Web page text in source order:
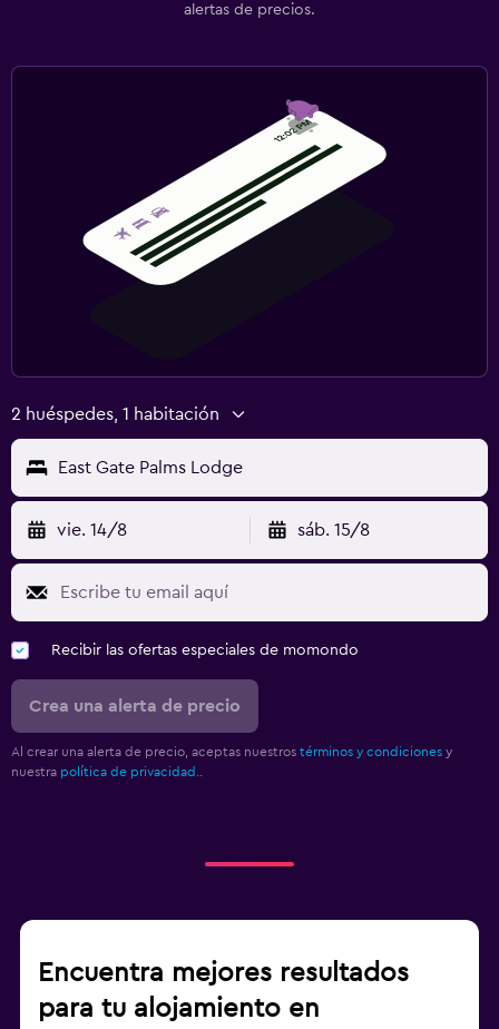
alertas de precios.
2 huéspedes, 1 habitación
East Gate Palms Lodge
vie. 14/8 sáb. 15/8
Recibir las ofertas especiales de momondo
Crea una alerta de precio
Al crear una alerta de precio, aceptas nuestros términos y condiciones y
nuestra política de privacidad.
Encuentra mejores resultados
para tu alojamiento en